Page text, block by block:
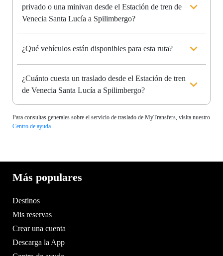
privado o una minivan desde el Estación de tren de
Venecia Santa Lucía a Spilimbergo?
¿Qué vehículos están disponibles para esta ruta?
¿Cuánto cuesta un traslado desde el Estación de tren
de Venecia Santa Lucía a Spilimbergo?
Para consultas generales sobre el servicio de traslado de MyTransfers, visita nuestro
Centro de ayuda
Más populares
Destinos
Mis reservas
Crear una cuenta
Descarga la App